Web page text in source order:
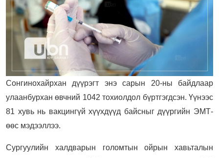
Сонгинохайрхан дүүрэгт энэ сарын 20-ны байдлаар
улаанбурхан өвчний 1042 тохиолдол бүртгэгдсэн. Үүнээс
81 хувь нь вакцингүй хүүхдүүд байсныг дүүргийн ЭМТ-
өөс мэдээллээ.
Сургуулийн халдварын голомтын ойрын хавьталын